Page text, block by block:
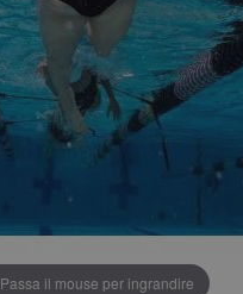
Passa il mouse per ingrandire